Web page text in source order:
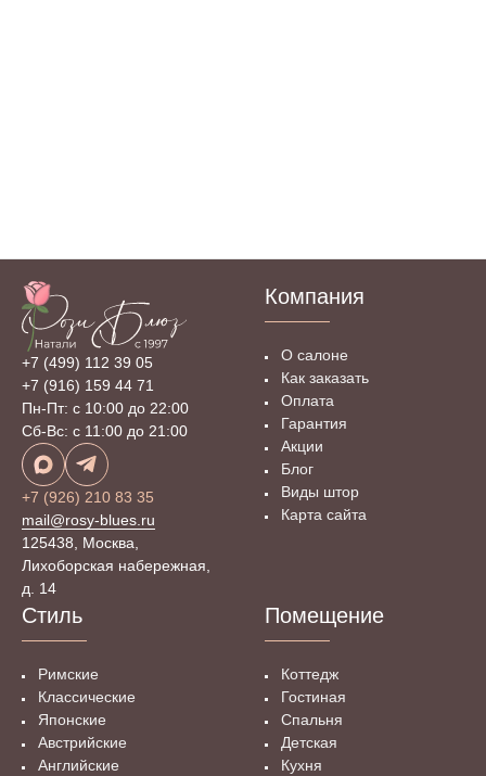
+7 (499) 112 39 05
+7 (916) 159 44 71
Пн-Пт: с 10:00 до 22:00
Сб-Вс: с 11:00 до 21:00
+7 (926) 210 83 35
mail@rosy-blues.ru
125438, Москва,
Лихоборская набережная,
д. 14
Компания
О салоне
Как заказать
Оплата
Гарантия
Акции
Блог
Виды штор
Карта сайта
Стиль
Римские
Классические
Японские
Австрийские
Английские
Помещение
Коттедж
Гостиная
Спальня
Детская
Кухня